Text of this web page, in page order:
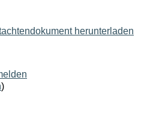
herunterladen
)